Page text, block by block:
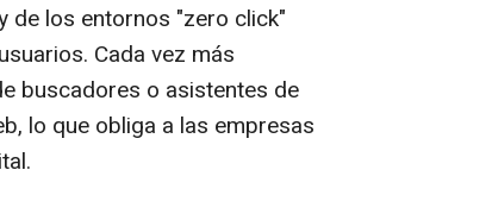
de los entornos "zero click"
Cada vez más
buscadores o asistentes de
lo que obliga a las empresas